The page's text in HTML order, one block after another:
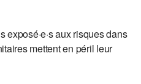
exposé·e·s aux risques dans
mettent en péril leur